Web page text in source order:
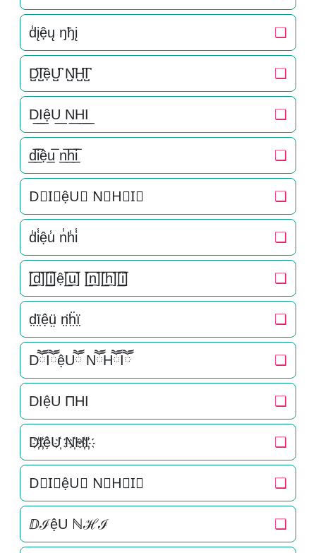
d̾įệų ŋђį ❏
D̺͆I̺͆ệU̺͆ N̺͆H̺͆I̺͆ ❏
D͟I͟ệU͟ N͟H͟I͟ ❏
d̲̅i̲̅ệu̲̅ n̲̅h̲̅i̲̅ ❏
D⃣I⃣ệU⃣ N⃣H⃣I⃣ ❏
d̾i̾ệu̾ n̾h̾i̾ ❏
[̲̅d̲̅][̲̅i̲̅]ệ[̲̅u̲̅] [̲̅n̲̅][̲̅h̲̅][̲̅i̲̅] ❏
d̤̈ï̤ệṳ̈ n̤̈ḧ̤ï̤ ❏
DཽIཽệUཽ NཽHཽIཽ ❏
DIệU ΠHI ❏
D҉I҉ệU҉ N҉H҉I҉ ❏
D⃜I⃜ệU⃜ N⃜H⃜I⃜ ❏
ⅅℐệU ℕℋℐ ❏